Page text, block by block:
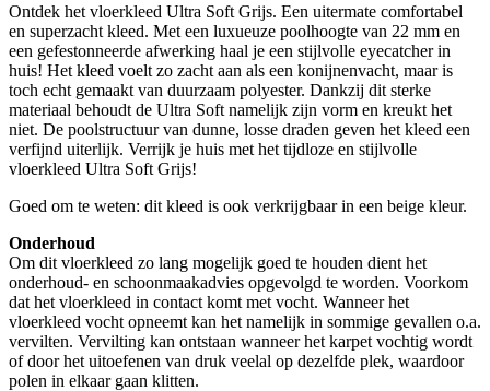
Ontdek het vloerkleed Ultra Soft Grijs. Een uitermate comfortabel
en superzacht kleed. Met een luxueuze poolhoogte van 22 mm en
een gefestonneerde afwerking haal je een stijlvolle eyecatcher in
huis! Het kleed voelt zo zacht aan als een konijnenvacht, maar is
toch echt gemaakt van duurzaam polyester. Dankzij dit sterke
materiaal behoudt de Ultra Soft namelijk zijn vorm en kreukt het
niet. De poolstructuur van dunne, losse draden geven het kleed een
verfijnd uiterlijk. Verrijk je huis met het tijdloze en stijlvolle
vloerkleed Ultra Soft Grijs!
Goed om te weten: dit kleed is ook verkrijgbaar in een beige kleur.
Onderhoud
Om dit vloerkleed zo lang mogelijk goed te houden dient het
onderhoud- en schoonmaakadvies opgevolgd te worden. Voorkom
dat het vloerkleed in contact komt met vocht. Wanneer het
vloerkleed vocht opneemt kan het namelijk in sommige gevallen o.a.
vervilten. Vervilting kan ontstaan wanneer het karpet vochtig wordt
of door het uitoefenen van druk veelal op dezelfde plek, waardoor
polen in elkaar gaan klitten.